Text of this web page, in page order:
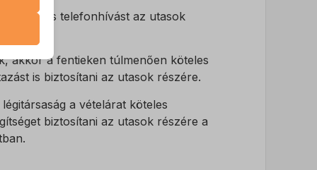
díjmentes telefonhívást az utasok
akkor a fentieken túlmenően köteles
is biztosítani az utasok részére.
a vételárat köteles
biztosítani az utasok részére a